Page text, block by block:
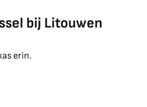
bij Litouwen
erin.